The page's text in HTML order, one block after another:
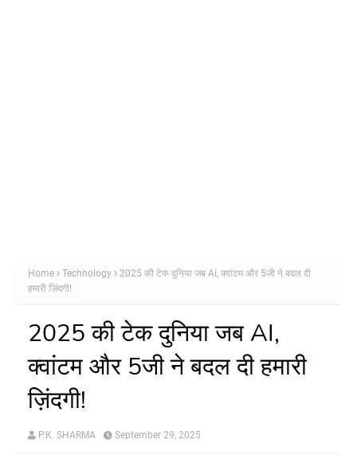
Home Technology
2025 की टेक दुनिया जब AI, क्वांटम और 5जी ने बदल दी
हमारी ज़िंदगी!
2025 की टेक दुनिया जब AI,
क्वांटम और 5जी ने बदल दी हमारी
ज़िंदगी!
P.K. SHARMA September 29, 2025